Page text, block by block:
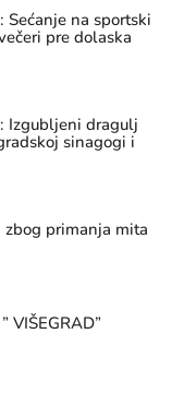
Sećanje na sportski
pre dolaska
Izgubljeni dragulj
sinagogi i
zbog primanja mita
VIŠEGRAD”